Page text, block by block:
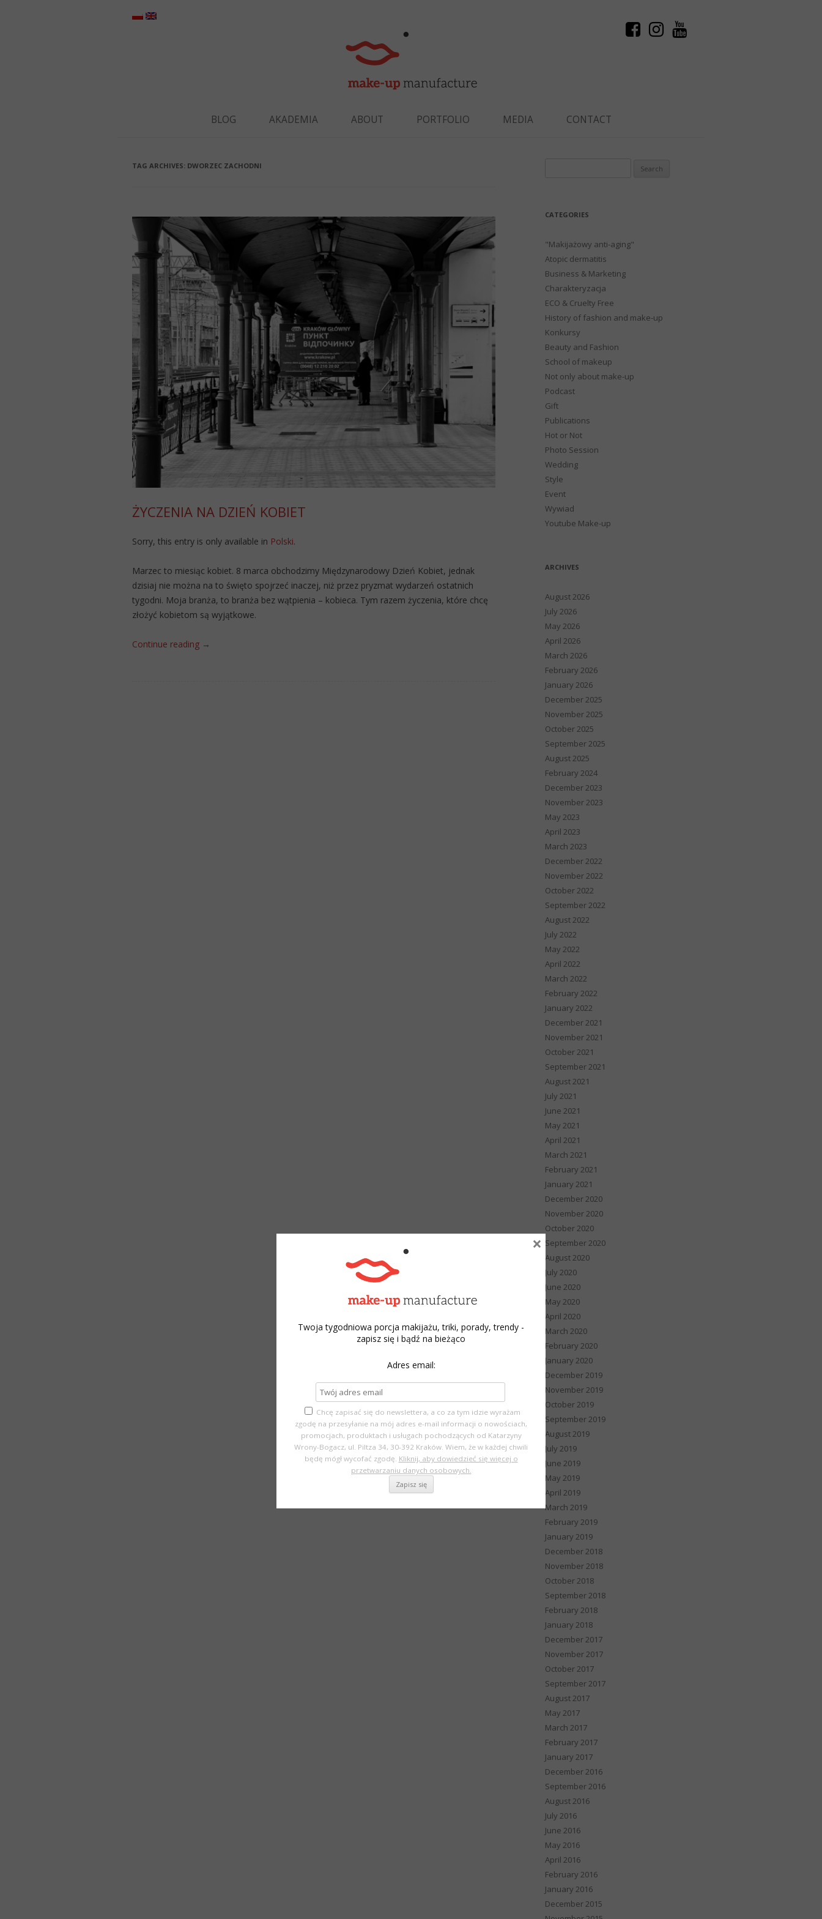
BLOG AKADEMIA ABOUT PORTFOLIO MEDIA CONTACT
TAG ARCHIVES: DWORZEC ZACHODNI
ŻYCZENIA NA DZIEŃ KOBIET
Sorry, this entry is only available in Polski.
Marzec to miesiąc kobiet. 8 marca obchodzimy Międzynarodowy Dzień Kobiet, jednak
dzisiaj nie można na to święto spojrzeć inaczej, niż przez pryzmat wydarzeń ostatnich
tygodni. Moja branża, to branża bez wątpienia – kobieca. Tym razem życzenia, które chcę
złożyć kobietom są wyjątkowe.
Continue reading →
CATEGORIES
"Makijażowy anti-aging"
Atopic dermatitis
Business & Marketing
Charakteryzacja
ECO & Cruelty Free
History of fashion and make-up
Konkursy
Beauty and Fashion
School of makeup
Not only about make-up
Podcast
Gift
Publications
Hot or Not
Photo Session
Wedding
Style
Event
Wywiad
Youtube Make-up
ARCHIVES
August 2026
July 2026
May 2026
April 2026
March 2026
February 2026
January 2026
December 2025
November 2025
October 2025
September 2025
August 2025
February 2024
December 2023
November 2023
May 2023
April 2023
March 2023
December 2022
November 2022
October 2022
September 2022
August 2022
July 2022
May 2022
April 2022
March 2022
February 2022
January 2022
December 2021
November 2021
October 2021
September 2021
August 2021
July 2021
June 2021
May 2021
April 2021
March 2021
February 2021
January 2021
December 2020
November 2020
October 2020
September 2020
August 2020
July 2020
June 2020
May 2020
April 2020
March 2020
February 2020
January 2020
December 2019
November 2019
October 2019
September 2019
August 2019
July 2019
June 2019
May 2019
April 2019
March 2019
February 2019
January 2019
December 2018
November 2018
October 2018
September 2018
February 2018
January 2018
December 2017
November 2017
October 2017
September 2017
August 2017
May 2017
March 2017
February 2017
January 2017
December 2016
September 2016
August 2016
July 2016
June 2016
May 2016
April 2016
February 2016
January 2016
December 2015
Twoja tygodniowa porcja makijażu, triki, porady, trendy -
zapisz się i bądź na bieżąco
Adres email:
Chcę zapisać się do newslettera, a co za tym idzie wyrażam
zgodę na przesyłanie na mój adres e-mail informacji o nowościach,
promocjach, produktach i usługach pochodzących od Katarzyny
Wrony-Bogacz, ul. Piltza 34, 30-392 Kraków. Wiem, że w każdej chwili
będę mógł wycofać zgodę. Kliknij, aby dowiedzieć się więcej o
przetwarzaniu danych osobowych.
×